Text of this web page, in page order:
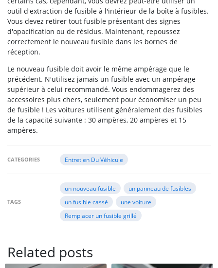
outil d'extraction de fusible à l'intérieur de la boîte à fusibles.
Vous devez retirer tout fusible présentant des signes
d'opacification ou de résidus. Maintenant, repoussez
correctement le nouveau fusible dans les bornes de
réception.
Le nouveau fusible doit avoir le même ampérage que le
précédent. N'utilisez jamais un fusible avec un ampérage
supérieur à celui recommandé. Vous endommagerez des
accessoires plus chers, seulement pour économiser un peu
de fusible ! Les voitures utilisent généralement des fusibles
de la capacité suivante : 30 ampères, 20 ampères et 15
ampères.
CATEGORIES Entretien Du Véhicule
TAGS
un nouveau fusible
un panneau de fusibles
un fusible cassé
une voiture
Remplacer un fusible grillé
Related posts